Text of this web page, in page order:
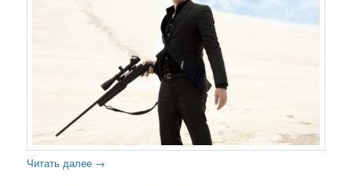
Читать далее →